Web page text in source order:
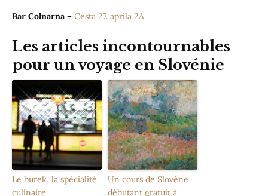
Bar Colnarna – Cesta 27. aprila 2A
Les articles incontournables
pour un voyage en Slovénie
Le burek, la spécialité
culinaire
Un cours de Slovène
débutant gratuit à